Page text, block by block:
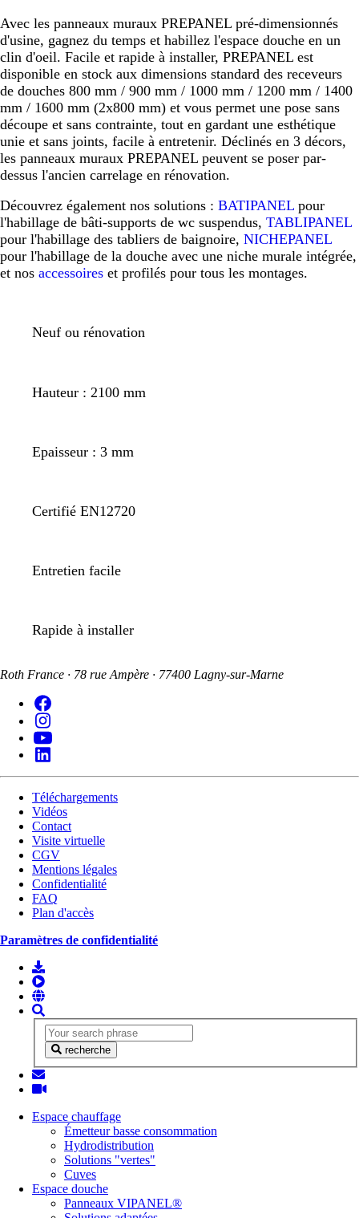
Avec les panneaux muraux PREPANEL pré-dimensionnés
d'usine, gagnez du temps et habillez l'espace douche en un
clin d'oeil. Facile et rapide à installer, PREPANEL est
disponible en stock aux dimensions standard des receveurs
de douches 800 mm / 900 mm / 1000 mm / 1200 mm / 1400
mm / 1600 mm (2x800 mm) et vous permet une pose sans
découpe et sans contrainte, tout en gardant une esthétique
unie et sans joints, facile à entretenir. Déclinés en 3 décors,
les panneaux muraux PREPANEL peuvent se poser par-
dessus l'ancien carrelage en rénovation.
Découvrez également nos solutions : BATIPANEL pour
l'habillage de bâti-supports de wc suspendus, TABLIPANEL
pour l'habillage des tabliers de baignoire, NICHEPANEL
pour l'habillage de la douche avec une niche murale intégrée,
et nos accessoires et profilés pour tous les montages.
Neuf ou rénovation
Hauteur : 2100 mm
Epaisseur : 3 mm
Certifié EN12720
Entretien facile
Rapide à installer
Roth France · 78 rue Ampère · 77400 Lagny-sur-Marne
Téléchargements
Vidéos
Contact
Visite virtuelle
CGV
Mentions légales
Confidentialité
FAQ
Plan d'accès
Paramètres de confidentialité
recherche
Espace chauffage
Émetteur basse consommation
Hydrodistribution
Solutions "vertes"
Cuves
Espace douche
Panneaux VIPANEL®